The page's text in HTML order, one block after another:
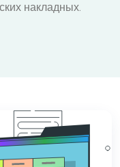
накладных.